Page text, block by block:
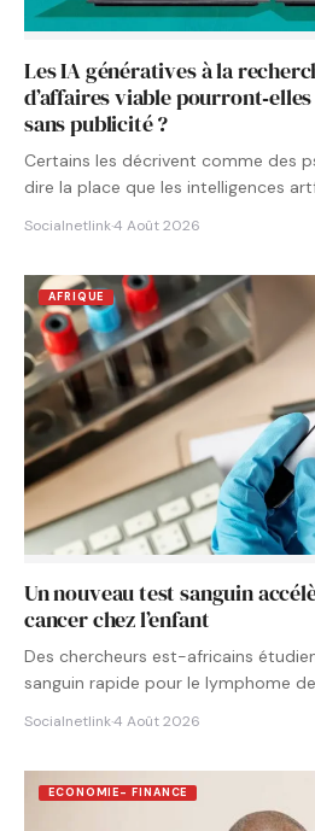
Les IA génératives à la
d’affaires viable
sans publicité ?
Certains les décrivent comme des
dire la place que les intelligences
Socialnetlink·4 Août 2026
AFRIQUE
Un nouveau test sanguin
cancer chez l’enfant
Des chercheurs est-africains
sanguin rapide pour le lymphome
Socialnetlink·4 Août 2026
ECONOMIE- FINANCE